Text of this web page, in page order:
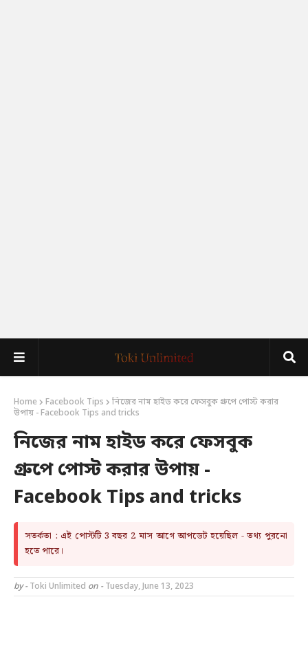
Home Facebook Tips
নিজের নাম হাইড করে ফেসবুক গ্রুপে পোস্ট করার
উপায় - Facebook Tips and tricks
নিজের নাম হাইড করে ফেসবুক
গ্রুপে পোস্ট করার উপায় -
Facebook Tips and tricks
সতর্কতা : এই পোস্টটি 3 বছর 2 মাস আগে আপডেট হয়েছিল - তথ্য পুরনো
হতে পারে।
by - Toki Unlimited on -Tuesday, June 13, 2023